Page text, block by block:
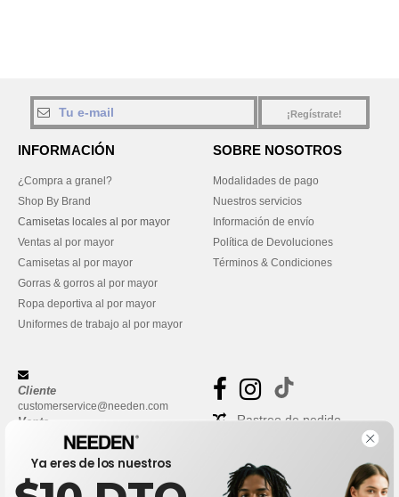
¡Regístrate!
INFORMACIÓN
¿Compra a granel?
Shop By Brand
Camisetas locales al por mayor
Ventas al por mayor
Camisetas al por mayor
Gorras & gorros al por mayor
Ropa deportiva al por mayor
Uniformes de trabajo al por mayor
SOBRE NOSOTROS
Modalidades de pago
Nuestros servicios
Información de envío
Política de Devoluciones
Términos & Condiciones
Cliente
customerservice@needen.com
Venta
sales@needen.com
Rastreo de pedido
Ya eres de los nuestros